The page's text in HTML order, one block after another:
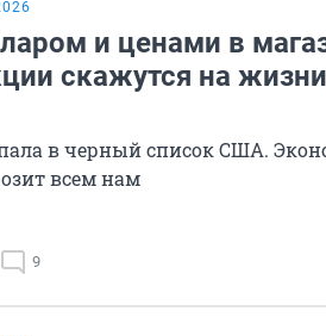
и ценами в
скажутся на
в черный список США.
всем нам
9